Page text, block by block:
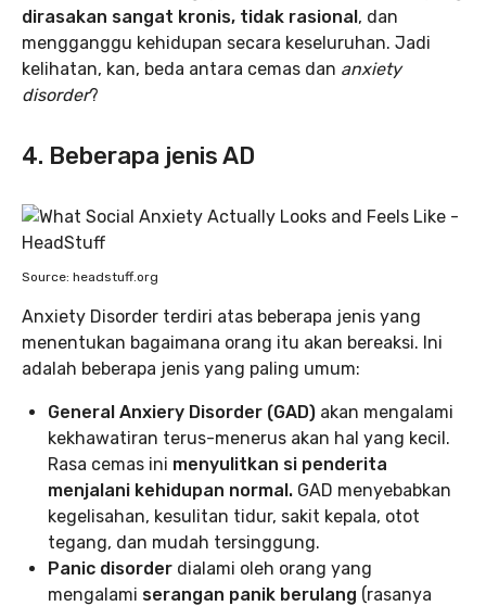
dirasakan sangat kronis, tidak rasional, dan
mengganggu kehidupan secara keseluruhan. Jadi
kelihatan, kan, beda antara cemas dan anxiety
disorder?
4. Beberapa jenis AD
Source: headstuff.org
Anxiety Disorder terdiri atas beberapa jenis yang
menentukan bagaimana orang itu akan bereaksi. Ini
adalah beberapa jenis yang paling umum:
General Anxiery Disorder (GAD) akan mengalami
kekhawatiran terus-menerus akan hal yang kecil.
Rasa cemas ini menyulitkan si penderita
menjalani kehidupan normal. GAD menyebabkan
kegelisahan, kesulitan tidur, sakit kepala, otot
tegang, dan mudah tersinggung.
Panic disorder dialami oleh orang yang
mengalami serangan panik berulang (rasanya